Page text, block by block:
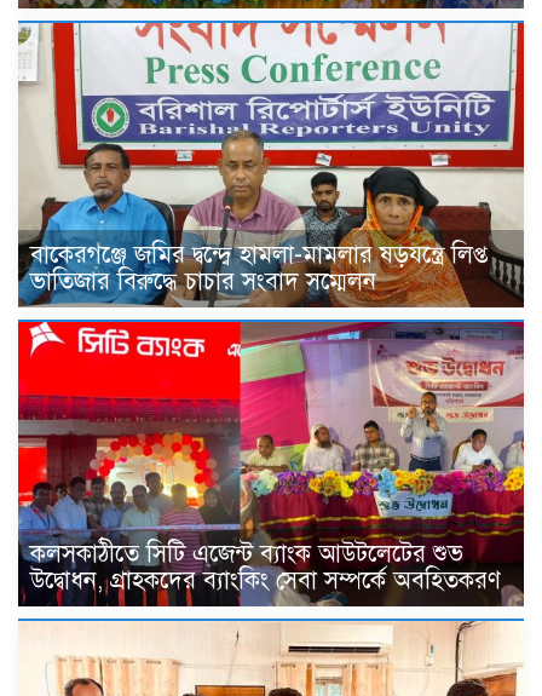
বাকেরগঞ্জে জমির দ্বন্দ্বে হামলা-মামলার ষড়যন্ত্রে লিপ্ত
ভাতিজার বিরুদ্ধে চাচার সংবাদ সম্মেলন
কলসকাঠীতে সিটি এজেন্ট ব্যাংক আউটলেটের শুভ
উদ্বোধন, গ্রাহকদের ব্যাংকিং সেবা সম্পর্কে অবহিতকরণ